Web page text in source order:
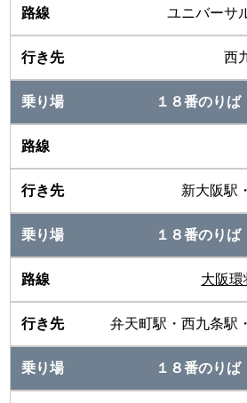
ユニバーサ
西
１８番のりば
新大阪駅
１８番のりば
大阪環
弁天町駅・西九条駅
１８番のりば